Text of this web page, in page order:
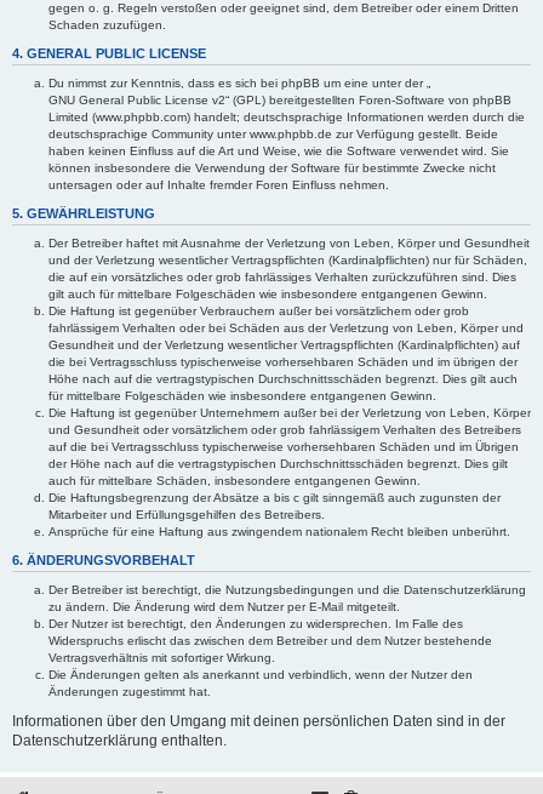
gegen o. g. Regeln verstoßen oder geeignet sind, dem Betreiber oder einem Dritten
Schaden zuzufügen.
4. GENERAL PUBLIC LICENSE
Du nimmst zur Kenntnis, dass es sich bei phpBB um eine unter der „
GNU General Public License v2“ (GPL) bereitgestellten Foren-Software von phpBB
Limited (www.phpbb.com) handelt; deutschsprachige Informationen werden durch die
deutschsprachige Community unter www.phpbb.de zur Verfügung gestellt. Beide
haben keinen Einfluss auf die Art und Weise, wie die Software verwendet wird. Sie
können insbesondere die Verwendung der Software für bestimmte Zwecke nicht
untersagen oder auf Inhalte fremder Foren Einfluss nehmen.
5. GEWÄHRLEISTUNG
Der Betreiber haftet mit Ausnahme der Verletzung von Leben, Körper und Gesundheit
und der Verletzung wesentlicher Vertragspflichten (Kardinalpflichten) nur für Schäden,
die auf ein vorsätzliches oder grob fahrlässiges Verhalten zurückzuführen sind. Dies
gilt auch für mittelbare Folgeschäden wie insbesondere entgangenen Gewinn.
Die Haftung ist gegenüber Verbrauchern außer bei vorsätzlichem oder grob
fahrlässigem Verhalten oder bei Schäden aus der Verletzung von Leben, Körper und
Gesundheit und der Verletzung wesentlicher Vertragspflichten (Kardinalpflichten) auf
die bei Vertragsschluss typischerweise vorhersehbaren Schäden und im übrigen der
Höhe nach auf die vertragstypischen Durchschnittsschäden begrenzt. Dies gilt auch
für mittelbare Folgeschäden wie insbesondere entgangenen Gewinn.
Die Haftung ist gegenüber Unternehmern außer bei der Verletzung von Leben, Körper
und Gesundheit oder vorsätzlichem oder grob fahrlässigem Verhalten des Betreibers
auf die bei Vertragsschluss typischerweise vorhersehbaren Schäden und im Übrigen
der Höhe nach auf die vertragstypischen Durchschnittsschäden begrenzt. Dies gilt
auch für mittelbare Schäden, insbesondere entgangenen Gewinn.
Die Haftungsbegrenzung der Absätze a bis c gilt sinngemäß auch zugunsten der
Mitarbeiter und Erfüllungsgehilfen des Betreibers.
Ansprüche für eine Haftung aus zwingendem nationalem Recht bleiben unberührt.
6. ÄNDERUNGSVORBEHALT
Der Betreiber ist berechtigt, die Nutzungsbedingungen und die Datenschutzerklärung
zu ändern. Die Änderung wird dem Nutzer per E-Mail mitgeteilt.
Der Nutzer ist berechtigt, den Änderungen zu widersprechen. Im Falle des
Widerspruchs erlischt das zwischen dem Betreiber und dem Nutzer bestehende
Vertragsverhältnis mit sofortiger Wirkung.
Die Änderungen gelten als anerkannt und verbindlich, wenn der Nutzer den
Änderungen zugestimmt hat.
Informationen über den Umgang mit deinen persönlichen Daten sind in der
Datenschutzerklärung enthalten.